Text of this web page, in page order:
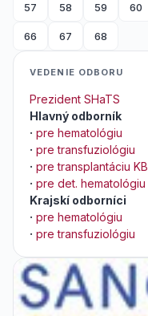
57 58 59 60
66 67 68
VEDENIE ODBORU
Prezident SHaTS
Hlavný odborník
· pre hematológiu
· pre transfuziológiu
· pre transplantáciu KB
· pre det. hematológiu
Krajskí odborníci
· pre hematológiu
· pre transfuziológiu